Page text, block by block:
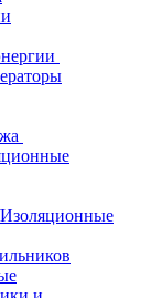
Изоляционные